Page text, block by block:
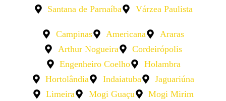
Santana de Parnaíba
Várzea Paulista
Campinas Americana
Araras
Arthur Nogueira
Cordeirópolis
Engenheiro Coelho
Holambra
Hortolândia
Indaiatuba
Jaguariúna
Limeira
Mogi Guaçu Mogi Mirim